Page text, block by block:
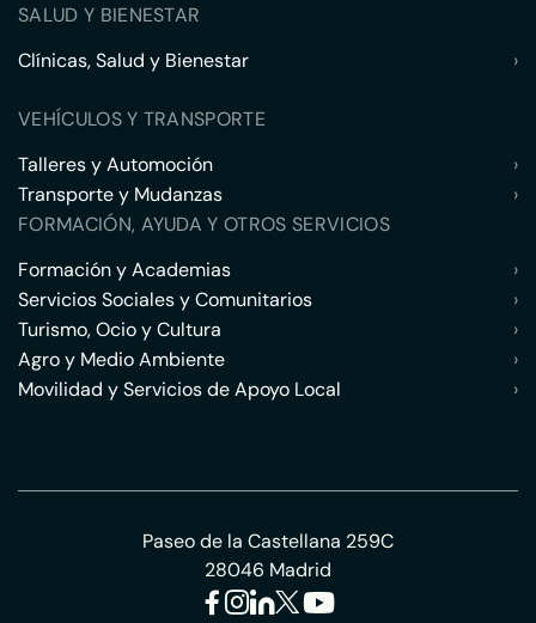
SALUD Y BIENESTAR
Clínicas, Salud y Bienestar
›
VEHÍCULOS Y TRANSPORTE
Talleres y Automoción
›
Transporte y Mudanzas
›
FORMACIÓN, AYUDA Y OTROS SERVICIOS
Formación y Academias
›
Servicios Sociales y Comunitarios
›
Turismo, Ocio y Cultura
›
Agro y Medio Ambiente
›
Movilidad y Servicios de Apoyo Local
›
Paseo de la Castellana 259C
28046 Madrid